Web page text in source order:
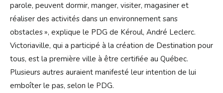
parole, peuvent dormir, manger, visiter, magasiner et
réaliser des activités dans un environnement sans
obstacles », explique le PDG de Kéroul, André Leclerc.
Victoriaville, qui a participé à la création de Destination pour
tous, est la première ville à être certifiée au Québec.
Plusieurs autres auraient manifesté leur intention de lui
emboîter le pas, selon le PDG.